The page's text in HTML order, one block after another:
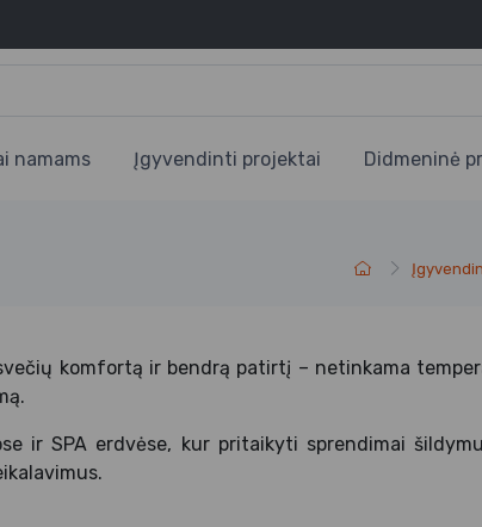
namams Įgyvendinti projektai Didmeninė
komfortą ir bendrą patirtį – netinkama
ir SPA erdvėse, kur pritaikyti sprendimai